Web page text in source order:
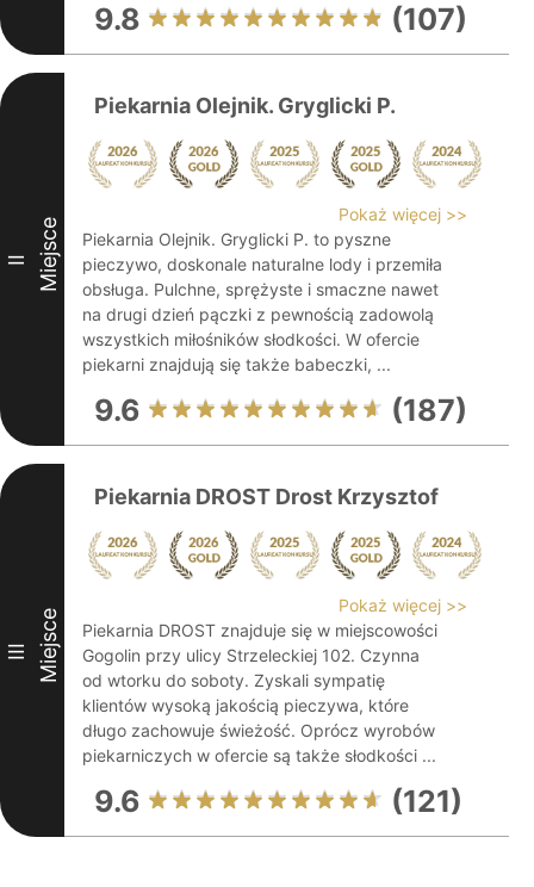
9.8 (107)
II Miejsce
Piekarnia Olejnik. Gryglicki P.
Pokaż więcej >>
Piekarnia Olejnik. Gryglicki P. to pyszne
pieczywo, doskonale naturalne lody i przemiła
obsługa. Pulchne, sprężyste i smaczne nawet
na drugi dzień pączki z pewnością zadowolą
wszystkich miłośników słodkości. W ofercie
piekarni znajdują się także babeczki, ...
9.6 (187)
III Miejsce
Piekarnia DROST Drost Krzysztof
Pokaż więcej >>
Piekarnia DROST znajduje się w miejscowości
Gogolin przy ulicy Strzeleckiej 102. Czynna
od wtorku do soboty. Zyskali sympatię
klientów wysoką jakością pieczywa, które
długo zachowuje świeżość. Oprócz wyrobów
piekarniczych w ofercie są także słodkości ...
9.6 (121)